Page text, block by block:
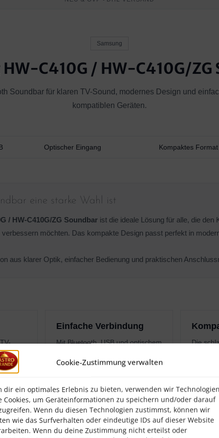
Cookie-Zustimmung verwalten
dir ein optimales Erlebnis zu bieten, verwenden wir Technologien
Cookies, um Geräteinformationen zu speichern und/oder darauf
Wenn du diesen Technologien zustimmst, können wir
wie das Surfverhalten oder eindeutige IDs auf dieser Website
Wenn du deine Zustimmung nicht erteilst oder
Samsung
C410G / HW-C410G/ZG
Soundbar für klaren TV-Sound, modernes Design und
kompatiblen Geräten.
Optischer Eingang Kompaktes Format
eine starke Wahl ist
/ HW-C410G/ZG Soundbar ist die ideale Lösung für alle, die den
möchten. Das kompakte Design passt perfekt in
aus klarer Optik, einfacher Bedienung und praktischen
Einfache Verbindung
Mit Bluetooth, USB und optischem
flexibel und alltagstauglich
Die
perfekt